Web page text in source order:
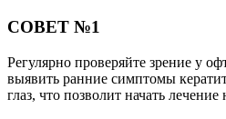
СОВЕТ №1
Регулярно проверяйте зрение у
выявить ранние симптомы
глаз, что позволит начать